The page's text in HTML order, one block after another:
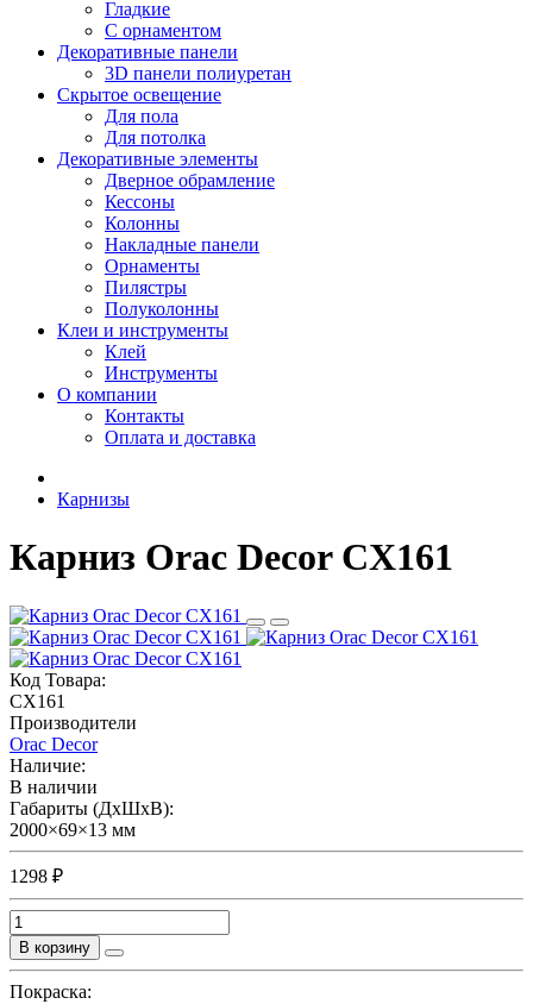
Гладкие
С орнаментом
Декоративные панели
3D панели полиуретан
Скрытое освещение
Для пола
Для потолка
Декоративные элементы
Дверное обрамление
Кессоны
Колонны
Накладные панели
Орнаменты
Пилястры
Полуколонны
Клеи и инструменты
Клей
Инструменты
О компании
Контакты
Оплата и доставка
Карнизы
Карниз Orac Decor CX161
Код Товара:
CX161
Производители
Orac Decor
Наличие:
В наличии
Габариты (ДхШхВ):
2000×69×13 мм
1298 ₽
В корзину
Покраска: